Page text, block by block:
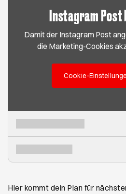
Instagram
Damit der Instagram Post
die Marketing-Cookies
Cookie-
Hier kommt dein Plan für